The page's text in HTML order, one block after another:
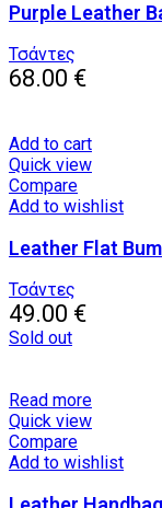
Purple Leather
Τσάντες
68.00 €
Add to cart
Quick view
Compare
Add to wishlist
Leather Flat
Τσάντες
49.00 €
Sold out
Read more
Quick view
Compare
Add to wishlist